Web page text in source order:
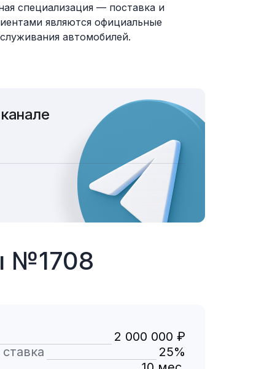
специализация — поставка и
являются официальные
автомобилей.
№1708
2 000 000 ₽
25%